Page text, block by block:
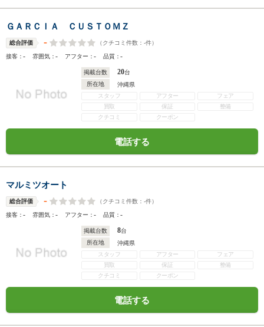
ＧＡＲＣＩＡ ＣＵＳＴＯＭＺ
総合評価 - （クチコミ件数： -件）
接客：- 雰囲気：- アフター：- 品質：-
掲載台数 20台
所在地
沖縄県
スタッフ
アフター
フェア
買取
保証
整備
クチコミ
クーポン
電話する
マルミツオート
総合評価 - （クチコミ件数： -件）
接客：- 雰囲気：- アフター：- 品質：-
掲載台数 8台
所在地
沖縄県
スタッフ
アフター
フェア
買取
保証
整備
クチコミ
クーポン
電話する